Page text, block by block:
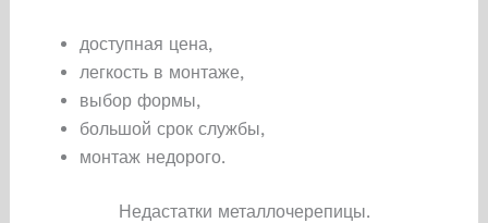
доступная цена,
легкость в монтаже,
выбор формы,
большой срок службы,
монтаж недорого.
Недастатки металлочерепицы.